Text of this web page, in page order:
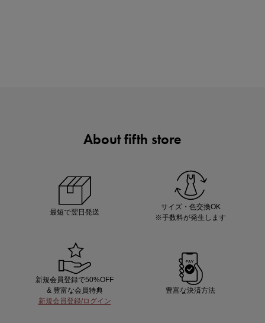
買えば買うほどお得! 最大半額クーポン
About fifth store
最短で翌日発送
サイズ・色交換OK
※手数料が発生します
新規会員登録で50%OFF
& 豊富な会員特典
新規会員登録/ログイン
豊富な決済方法